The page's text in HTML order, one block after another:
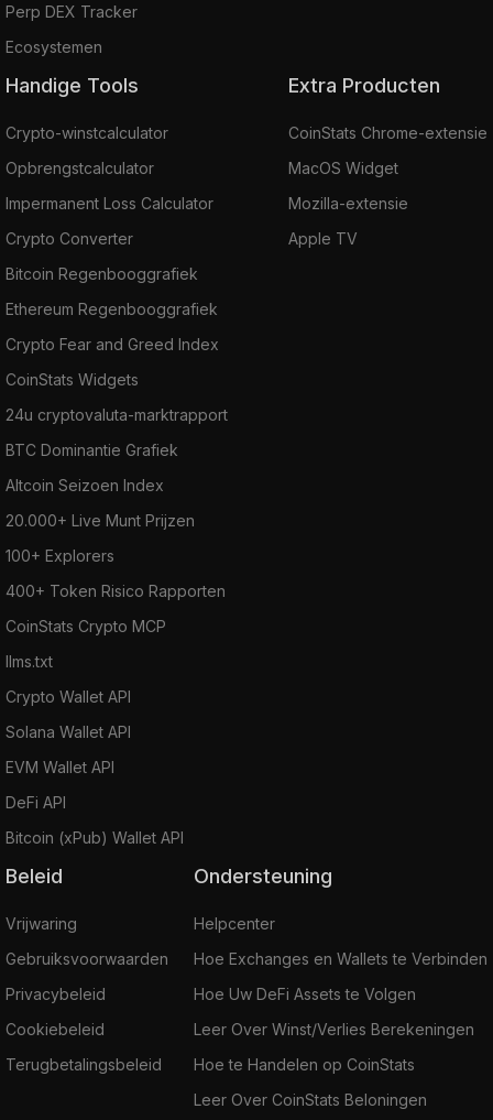
Perp DEX Tracker
Ecosystemen
Handige Tools
Crypto-winstcalculator
Opbrengstcalculator
Impermanent Loss Calculator
Crypto Converter
Bitcoin Regenbooggrafiek
Ethereum Regenbooggrafiek
Crypto Fear and Greed Index
CoinStats Widgets
24u cryptovaluta-marktrapport
BTC Dominantie Grafiek
Altcoin Seizoen Index
20.000+ Live Munt Prijzen
100+ Explorers
400+ Token Risico Rapporten
CoinStats Crypto MCP
llms.txt
Crypto Wallet API
Solana Wallet API
EVM Wallet API
DeFi API
Bitcoin (xPub) Wallet API
Extra Producten
CoinStats Chrome-extensie
MacOS Widget
Mozilla-extensie
Apple TV
Beleid
Vrijwaring
Gebruiksvoorwaarden
Privacybeleid
Cookiebeleid
Terugbetalingsbeleid
Ondersteuning
Helpcenter
Hoe Exchanges en Wallets te Verbinden
Hoe Uw DeFi Assets te Volgen
Leer Over Winst/Verlies Berekeningen
Hoe te Handelen op CoinStats
Leer Over CoinStats Beloningen